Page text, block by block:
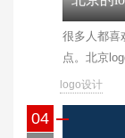
很多人都喜
点。北京
logo设计
04